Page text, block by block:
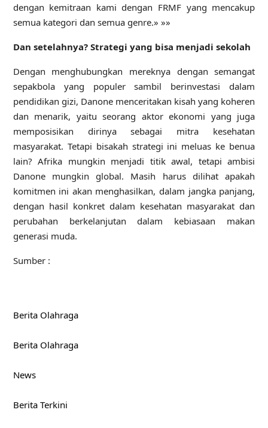
dengan kemitraan kami dengan FRMF yang mencakup
semua kategori dan semua genre.» »»
Dan setelahnya? Strategi yang bisa menjadi sekolah
Dengan menghubungkan mereknya dengan semangat
sepakbola yang populer sambil berinvestasi dalam
pendidikan gizi, Danone menceritakan kisah yang koheren
dan menarik, yaitu seorang aktor ekonomi yang juga
memposisikan dirinya sebagai mitra kesehatan
masyarakat. Tetapi bisakah strategi ini meluas ke benua
lain? Afrika mungkin menjadi titik awal, tetapi ambisi
Danone mungkin global. Masih harus dilihat apakah
komitmen ini akan menghasilkan, dalam jangka panjang,
dengan hasil konkret dalam kesehatan masyarakat dan
perubahan berkelanjutan dalam kebiasaan makan
generasi muda.
Sumber :
Berita Olahraga
Berita Olahraga
News
Berita Terkini